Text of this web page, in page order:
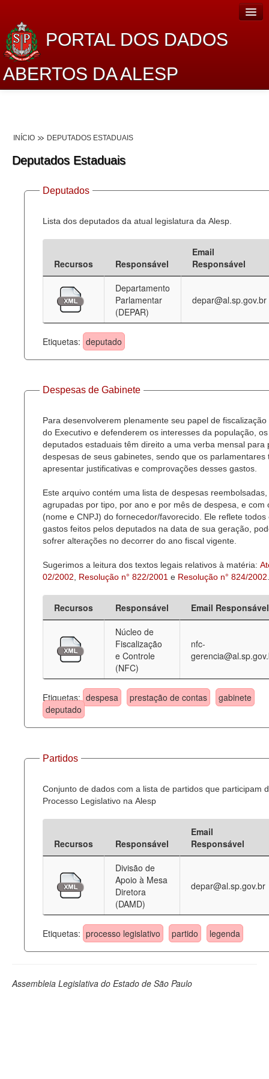
PORTAL DOS DADOS
ABERTOS DA ALESP
Lei de Acesso à Informação
Dados Governamentais Abertos
Planejamento
Catálogo de dados
Processo Legislativo
Deputados Estaduais
Administração
Legislação
Agenda
Perguntas frequentes
INÍCIO DEPUTADOS ESTADUAIS
Deputados Estaduais
Deputados
Lista dos deputados da atual legislatura da Alesp.
Recursos Responsável
Email
Responsável
Departamento
Parlamentar
(DEPAR)
depar@al.sp.gov.br
Etiquetas: deputado
Despesas de Gabinete
Para desenvolverem plenamente seu papel de fiscalização
do Executivo e defenderem os interesses da população, os
deputados estaduais têm direito a uma verba mensal para
despesas de seus gabinetes, sendo que os parlamentares
apresentar justificativas e comprovações desses gastos.
Este arquivo contém uma lista de despesas reembolsadas,
agrupadas por tipo, por ano e por mês de despesa, e com
(nome e CNPJ) do fornecedor/favorecido. Ele reflete todos
gastos feitos pelos deputados na data de sua geração,
sofrer alterações no decorrer do ano fiscal vigente.
Sugerimos a leitura dos textos legais relativos à matéria:
02/2002
Resolução n° 822/2001 e Resolução n° 824/2002
Recursos Responsável
Email Responsável
Núcleo de
Fiscalização
e Controle
(NFC)
nfc-
Etiquetas: despesa prestação de contas
gabinete
deputado
Partidos
Conjunto de dados com a lista de partidos que participam
Processo Legislativo na Alesp
Recursos Responsável
Email
Responsável
Divisão de
Apoio à Mesa
Diretora
(DAMD)
depar@al.sp.gov.br
Etiquetas: processo legislativo partido legenda
Assembleia Legislativa do Estado de São Paulo